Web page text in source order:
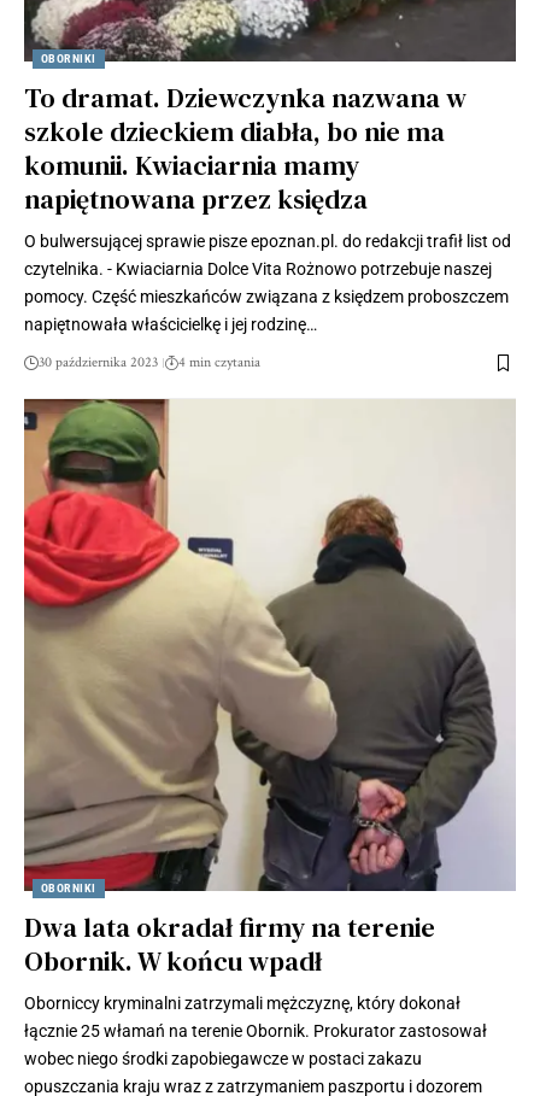
OBORNIKI
To dramat. Dziewczynka nazwana w
szkole dzieckiem diabła, bo nie ma
komunii. Kwiaciarnia mamy
napiętnowana przez księdza
O bulwersującej sprawie pisze epoznan.pl. do redakcji trafił list od
czytelnika. - Kwiaciarnia Dolce Vita Rożnowo potrzebuje naszej
pomocy. Część mieszkańców związana z księdzem proboszczem
napiętnowała właścicielkę i jej rodzinę…
30 października 2023 4 min czytania
OBORNIKI
Dwa lata okradał firmy na terenie
Obornik. W końcu wpadł
Oborniccy kryminalni zatrzymali mężczyznę, który dokonał
łącznie 25 włamań na terenie Obornik. Prokurator zastosował
wobec niego środki zapobiegawcze w postaci zakazu
opuszczania kraju wraz z zatrzymaniem paszportu i dozorem